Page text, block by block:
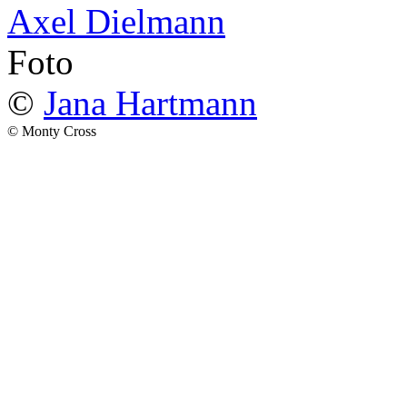
Axel Dielmann
Foto
© Jana Hartmann
© Monty Cross